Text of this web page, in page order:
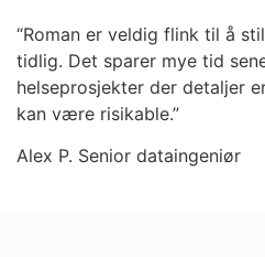
“Roman er veldig flink til å
tidlig. Det sparer mye tid
helseprosjekter der detaljer
kan være risikable.”
Alex P. Senior dataingeniør